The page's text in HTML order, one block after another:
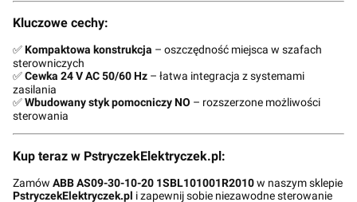
Kluczowe cechy:
✅Kompaktowa konstrukcja – oszczędność miejsca w szafach
sterowniczych
✅Cewka 24 V AC 50/60 Hz – łatwa integracja z systemami
zasilania
✅Wbudowany styk pomocniczy NO – rozszerzone możliwości
sterowania
Kup teraz w PstryczekElektryczek.pl:
Zamów ABB AS09-30-10-20 1SBL101001R2010w naszym sklepie
PstryczekElektryczek.pl i zapewnij sobie niezawodne sterowanie